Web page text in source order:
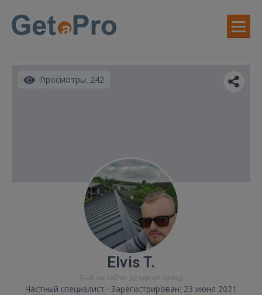
Просмотры: 242
Elvis T.
Был на сайте: 32 минут назад
Частный специалист · Зарегистрирован: 23 июня 2021